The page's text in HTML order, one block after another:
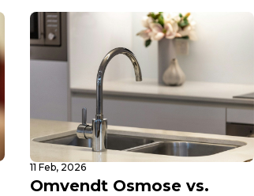
11 Feb, 2026
Omvendt Osmose vs.